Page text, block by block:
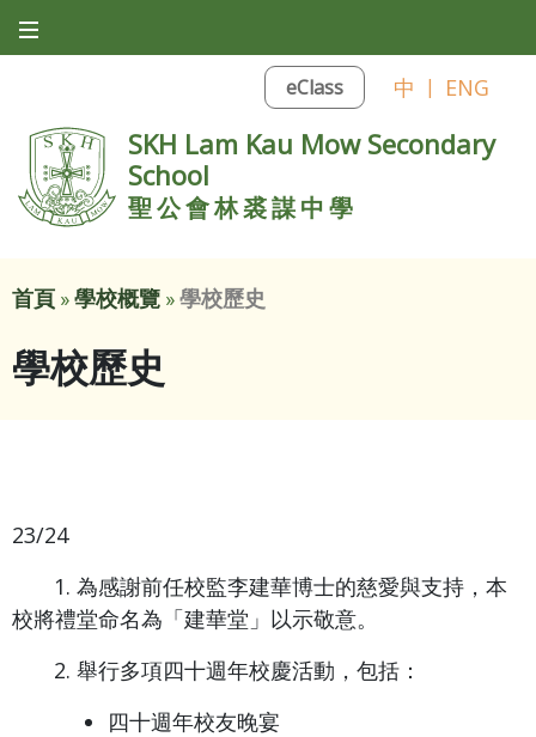
eClass 中 | ENG
SKH Lam Kau Mow Secondary
School
聖公會林裘謀中學
首頁 »學校概覽 »學校歷史
學校歷史
23/24
1. 為感謝前任校監李建華博士的慈愛與支持，本
校將禮堂命名為「建華堂」以示敬意。
2. 舉行多項四十週年校慶活動，包括：
四十週年校友晚宴